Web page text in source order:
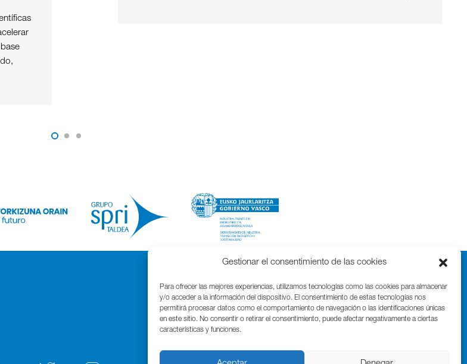
Gestionar el consentimiento de las cookies
Para ofrecer las mejores experiencias, utilizamos tecnologías como las cookies para almacenar
y/o acceder a la información del dispositivo. El consentimiento de estas tecnologías nos
permitirá procesar datos como el comportamiento de navegación o las identificaciones únicas
en este sitio. No consentir o retirar el consentimiento, puede afectar negativamente a ciertas
características y funciones.
20014 Donostia / San Sebastián